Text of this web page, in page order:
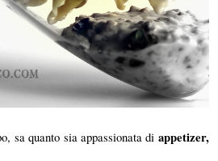
sa quanto sia appassionata di appetizer,